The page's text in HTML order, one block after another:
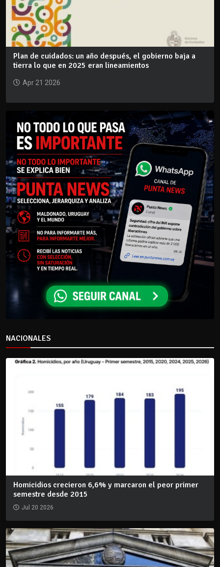
Plan de cuidados: un año después, el gobierno baja a
tierra lo que en 2025 eran lineamientos
Apr 21 2026
NACIONALES
Homicidios crecieron 6,6% y marcaron el peor primer
semestre desde 2015
Jul 20 2026